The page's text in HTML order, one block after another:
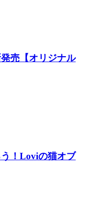
売【オリジナル
！Loviの猫オブ